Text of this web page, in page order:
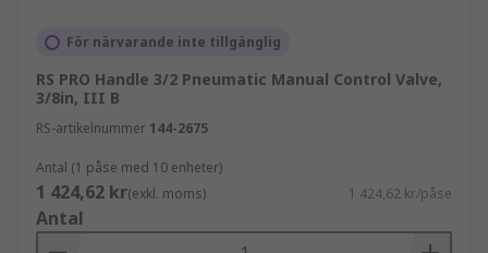
För närvarande inte tillgänglig
RS PRO Handle 3/2 Pneumatic Manual Control Valve,
3/8in, III B
RS-artikelnummer 144-2675
Antal (1 påse med 10 enheter)
1 424,62 kr(exkl. moms) 1 424,62 kr/påse
Antal